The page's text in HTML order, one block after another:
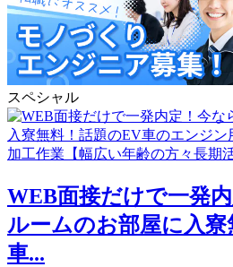
スペシャル
WEB面接だけで一発
ルームのお部屋に入
車...